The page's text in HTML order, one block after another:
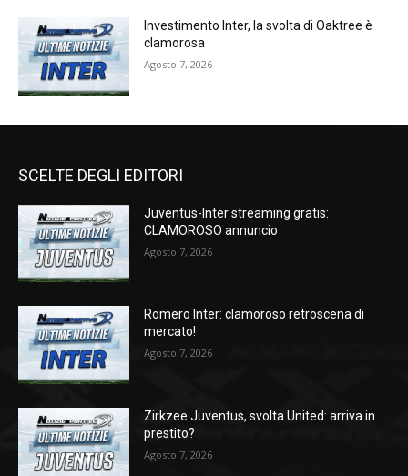
Investimento Inter, la svolta di Oaktree è
clamorosa
Agosto 7, 2026
SCELTE DEGLI EDITORI
Juventus-Inter streaming gratis:
CLAMOROSO annuncio
Agosto 7, 2026
Romero Inter: clamoroso retroscena di
mercato!
Agosto 7, 2026
Zirkzee Juventus, svolta United: arriva in
prestito?
Agosto 7, 2026